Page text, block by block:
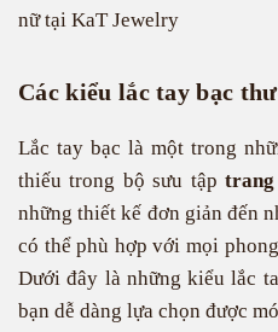
nữ tại KaT Jewelry
Các kiểu lắc tay bạc
Lắc tay bạc là một trong
thiếu trong bộ sưu tậptrang
những thiết kế đơn giản đến
có thể phù hợp với mọi
Dưới đây là những kiểu lắc
bạn dễ dàng lựa chọn được